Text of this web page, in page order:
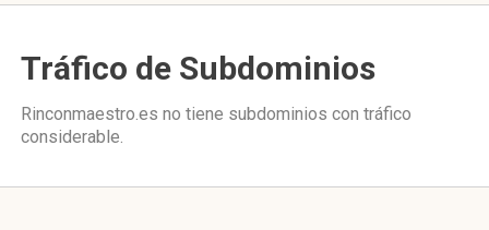
Tráfico de Subdominios
Rinconmaestro.es no tiene subdominios con tráfico
considerable.